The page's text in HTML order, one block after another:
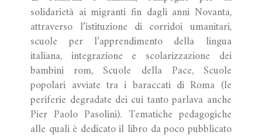
solidarietà ai migranti fin dagli anni Novanta,
attraverso l’istituzione di corridoi umanitari,
scuole per l’apprendimento della lingua
italiana, integrazione e scolarizzazione dei
bambini rom, Scuole della Pace, Scuole
popolari avviate tra i baraccati di Roma (le
periferie degradate dei cui tanto parlava anche
Pier Paolo Pasolini). Tematiche pedagogiche
alle quali è dedicato il libro da poco pubblicato